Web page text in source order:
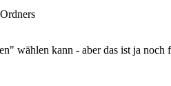
wählen kann - aber das ist ja noch